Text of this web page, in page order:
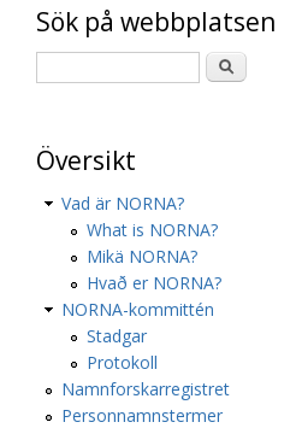
Sök på webbplatsen
Översikt
Vad är NORNA?
What is NORNA?
Mikä NORNA?
Hvað er NORNA?
NORNA-kommittén
Stadgar
Protokoll
Namnforskarregistret
Personnamnstermer